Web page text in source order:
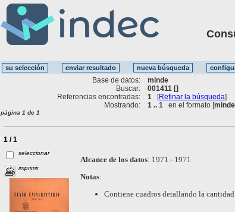
Base de datos:
minde
Buscar:
001411 []
Referencias encontradas:
1 [Refinar la búsqueda]
Mostrando:
1 .. 1 en el formato [minde
página 1 de 1
1 / 1
seleccionar
imprimir
Alcance de los datos: 1971 - 1971
Notas:
Contiene cuadros detallando la